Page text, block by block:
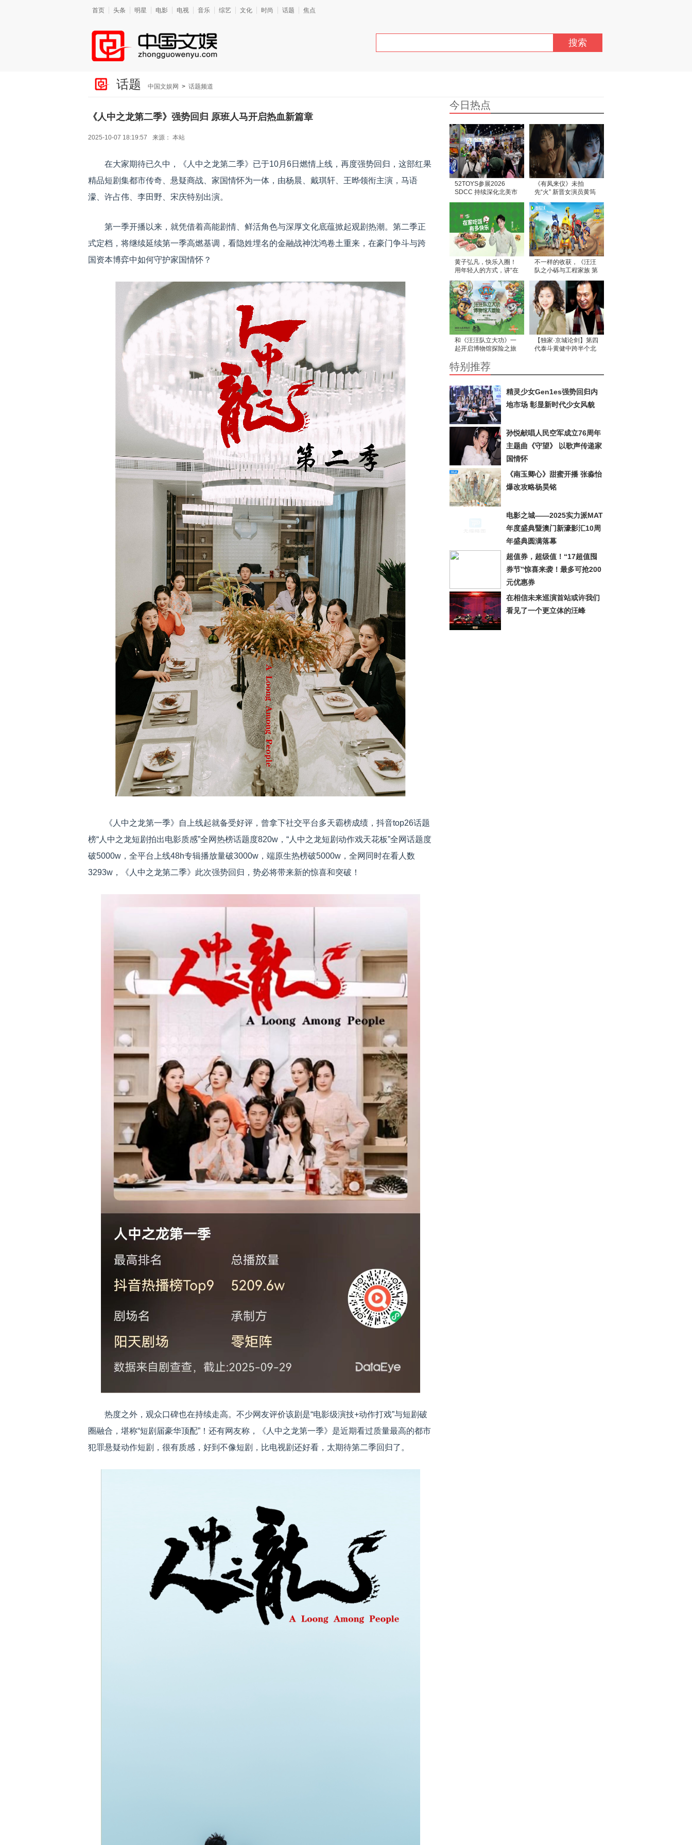
首页 头条 明星 电影 电视 音乐 综艺 文化 时尚 话题 焦点
搜索
话题 中国文娱网 > 话题频道
《人中之龙第二季》强势回归 原班人马开启热血新篇章
2025-10-07 18:19:57 来源： 本站
在大家期待已久中，《人中之龙第二季》已于10月6日燃情上线，再度强势回归，这部红果
精品短剧集都市传奇、悬疑商战、家国情怀为一体，由杨晨、戴琪轩、王晔领衔主演，马语
濛、许占伟、李田野、宋庆特别出演。
第一季开播以来，就凭借着高能剧情、鲜活角色与深厚文化底蕴掀起观剧热潮。第二季正
式定档，将继续延续第一季高燃基调，看隐姓埋名的金融战神沈鸿卷土重来，在豪门争斗与跨
国资本博弈中如何守护家国情怀？
《人中之龙第一季》自上线起就备受好评，曾拿下社交平台多天霸榜成绩，抖音top26话题
榜“人中之龙短剧拍出电影质感”全网热榜话题度820w，“人中之龙短剧动作戏天花板”全网话题度
破5000w，全平台上线48h专辑播放量破3000w，端原生热榜破5000w，全网同时在看人数
3293w，《人中之龙第二季》此次强势回归，势必将带来新的惊喜和突破！
热度之外，观众口碑也在持续走高。不少网友评价该剧是“电影级演技+动作打戏”与短剧破
圈融合，堪称“短剧届豪华顶配”！还有网友称，《人中之龙第一季》是近期看过质量最高的都市
犯罪悬疑动作短剧，很有质感，好到不像短剧，比电视剧还好看，太期待第二季回归了。
今日热点
52TOYS参展2026
SDCC 持续深化北美市
《有凤来仪》未拍
先“火” 新晋女演员黄筠
信风波争先惊动部分媒
体
黄子弘凡，快乐入圈！
用年轻人的方式，讲“在
不一样的收获，《汪汪
队之小砾与工程家族 第
事中生根
和《汪汪队立大功》一
起开启博物馆探险之旅
然博物馆携手合作，为
孩子们带来一场探索之
【独家·京城论剑】第四
代泰斗黄健中跨半个北
施》
特别推荐
精灵少女Gen1es强势回归内
地市场 彰显新时代少女风貌
孙悦献唱人民空军成立76周年
主题曲《守望》 以歌声传递家
国情怀
《南玉卿心》甜蜜开播 张淼怡
爆改攻略杨昊铭
电影之城——2025实力派MAT
年度盛典暨澳门新濠影汇10周
年盛典圆满落幕
超值券，超级值！“17超值囤
券节”惊喜来袭！最多可抢200
元优惠券
在相信未来巡演首站或许我们
看见了一个更立体的汪峰